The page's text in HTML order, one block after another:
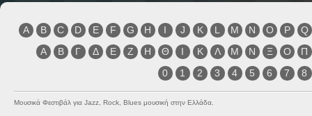
A B C D E F G H I J K L M N O P
Q
Α
Β Γ Δ Ε Ζ Η Θ Ι Κ Λ Μ Ν Ξ Ο
Π
0
1 2 3 4 5 6 7 8
Μουσικά Φεστιβάλ για Jazz, Rock, Blues μουσική στην Ελλάδα.